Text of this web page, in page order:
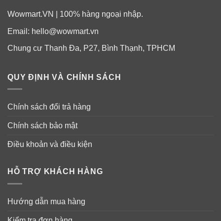
Wowmart.VN | 100% hàng ngoại nhập.
Email: hello@wowmart.vn
Chung cư Thanh Đa, P27, Bình Thạnh, TPHCM
QUY ĐỊNH VÀ CHÍNH SÁCH
Chính sách đổi trả hàng
Chính sách bảo mật
Điều khoản và điều kiện
HỖ TRỢ KHÁCH HÀNG
Hướng dẫn mua hàng